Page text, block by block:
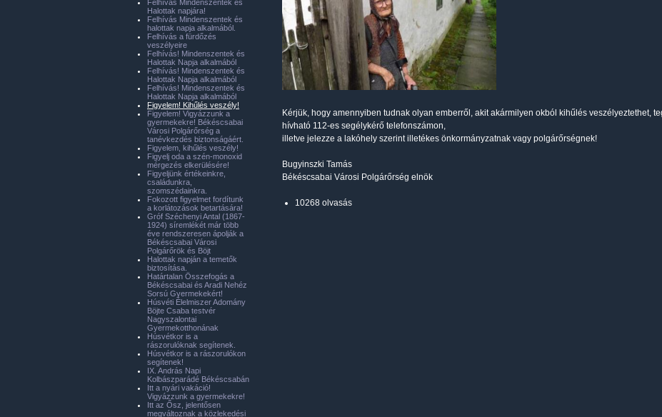
Kérjük, hogy amennyiben tudnak olyan emberről, akit akármilyen okból kihűlés veszélyeztethet,
hívható 112-es segélykérő telefonszámon,
illetve jelezze a lakóhely szerint illetékes önkormányzatnak vagy polgárőrségnek!
Bugyinszki Tamás
Békéscsabai Városi Polgárőrség elnök
10268 olvasás
Felhívás Mindenszentek és
Halottak napjára!
Felhívás Mindenszentek és
halottak napja alkalmából.
Felhívás a fürdőzés
veszélyeire
Felhívás! Mindenszentek és
Halottak Napja alkalmából
Felhívás! Mindenszentek és
Halottak Napja alkalmából
Felhívás! Mindenszentek és
Halottak Napja alkalmából
Figyelem! Kihűlés veszély!
Figyelem! Vigyázzunk a
gyermekekre! Békéscsabai
Városi Polgárőrség a
tanévkezdés biztonságáért.
Figyelem, kihűlés veszély!
Figyelj oda a szén-monoxid
mérgezés elkerülésére!
Figyeljünk értékeinkre,
családunkra,
szomszédainkra.
Fokozott figyelmet fordítunk
a korlátozások betartására!
Gróf Széchenyi Antal (1867-
1924) síremlékét már több
éve rendszeresen ápolják a
Békéscsabai Városi
Polgárőrök és Böjt
Halottak napján a temetők
biztosítása.
Határtalan Összefogás a
Békéscsabai és Aradi Nehéz
Sorsú Gyermekekért!
Húsvéti Élelmiszer Adomány
Böjte Csaba testvér
Nagyszalontai
Gyermekotthonának
Húsvétkor is a
rászorulóknak segítenek.
Húsvétkor is a rászorulókon
segítenek!
IX. András Napi
Kolbászparádé Békéscsabán
Itt a nyári vakáció!
Vigyázzunk a gyermekekre!
Itt az Ősz, jelentősen
megváltoznak a közlekedési